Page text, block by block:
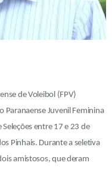
de Voleibol (FPV)
Paranaense Juvenil Feminina
entre 17 e 23 de
Pinhais. Durante a seletiva
amistosos, que deram